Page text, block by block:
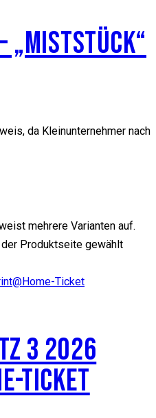
„MISTSTÜCK“
da Kleinunternehmer nach
mehrere Varianten auf.
der Produktseite gewählt
3 2026
TICKET